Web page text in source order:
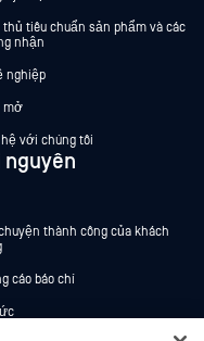
thủ tiêu chuẩn sản phẩm và các
nhận
nghiệp
mở
hệ với chúng tôi
nguyên
thành công của khách
cáo báo chí